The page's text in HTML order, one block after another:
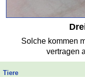
Solche kommen
vertragen
Tiere